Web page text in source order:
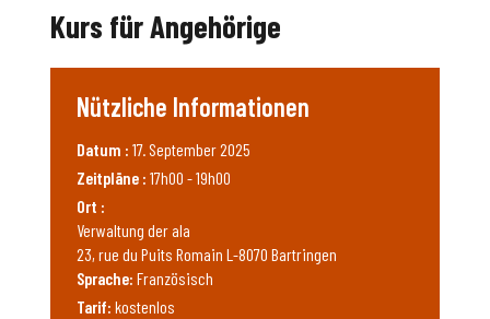
Kurs für Angehörige
Nützliche Informationen
Datum : 17. September 2025
Zeitpläne : 17h00 - 19h00
Ort :
Verwaltung der ala
23, rue du Puits Romain L-8070 Bartringen
Sprache: Französisch
Tarif: kostenlos